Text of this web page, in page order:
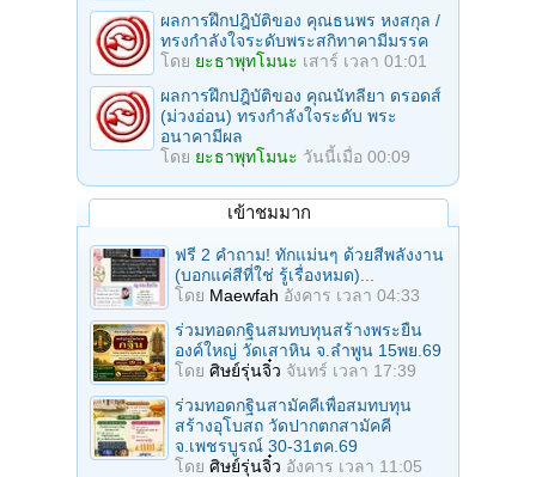
ผลการฝึกปฎิบัติของ คุณธนพร หงสกุล /
ทรงกำลังใจระดับพระสกิทาคามีมรรค
โดย ยะธาพุทโมนะ เสาร์ เวลา 01:01
ผลการฝึกปฎิบัติของ คุณนัทลียา ดรอดส์
(ม่วงอ่อน) ทรงกำลังใจระดับ พระ
อนาคามีผล
โดย ยะธาพุทโมนะ วันนี้เมื่อ 00:09
เข้าชมมาก
ฟรี 2 คำถาม! ทักแม่นๆ ด้วยสีพลังงาน
(บอกแค่สีที่ใช่ รู้เรื่องหมด)...
โดย Maewfah อังคาร เวลา 04:33
ร่วมทอดกฐินสมทบทุนสร้างพระยืน
องค์ใหญ่ วัดเสาหิน จ.ลําพูน 15พย.69
โดย ศิษย์รุ่นจิ๋ว จันทร์ เวลา 17:39
ร่วมทอดกฐินสามัคคีเพื่อสมทบทุน
สร้างอุโบสถ วัดปากตกสามัคคี
จ.เพชรบูรณ์ 30-31ตค.69
โดย ศิษย์รุ่นจิ๋ว อังคาร เวลา 11:05